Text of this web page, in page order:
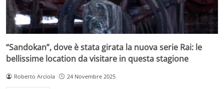
“Sandokan”, dove è stata girata la nuova serie Rai: le
bellissime location da visitare in questa stagione
Roberto Arciola 24 Novembre 2025